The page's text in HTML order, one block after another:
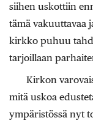
siihen uskottiin
tämä vakuuttavaa
kirkko puhuu
tarjoillaan
Kirkon
mitä uskoa
ympäristössä nyt